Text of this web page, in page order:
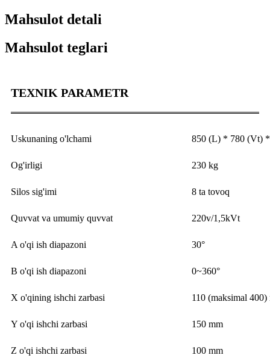
Mahsulot detali
Mahsulot teglari
TEXNIK PARAMETR
Uskunaning o'lchami 850 (L) * 780 (Vt)
Og'irligi 230 kg
Silos sig'imi 8 ta tovoq
Quvvat va umumiy quvvat 220v/1,5kVt
A o'qi ish diapazoni 30°
B o'qi ish diapazoni 0~360°
X o'qining ishchi zarbasi 110 (maksimal 400)
Y o'qi ishchi zarbasi 150 mm
Z o'qi ishchi zarbasi 100 mm